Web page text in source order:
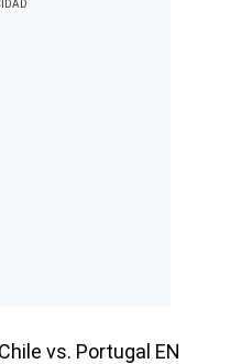
vs. Portugal EN